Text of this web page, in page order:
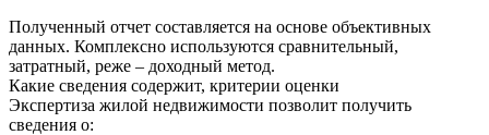
Полученный отчет составляется на основе объективных
данных. Комплексно используются сравнительный,
затратный, реже – доходный метод.
Какие сведения содержит, критерии оценки
Экспертиза жилой недвижимости позволит получить
сведения о: